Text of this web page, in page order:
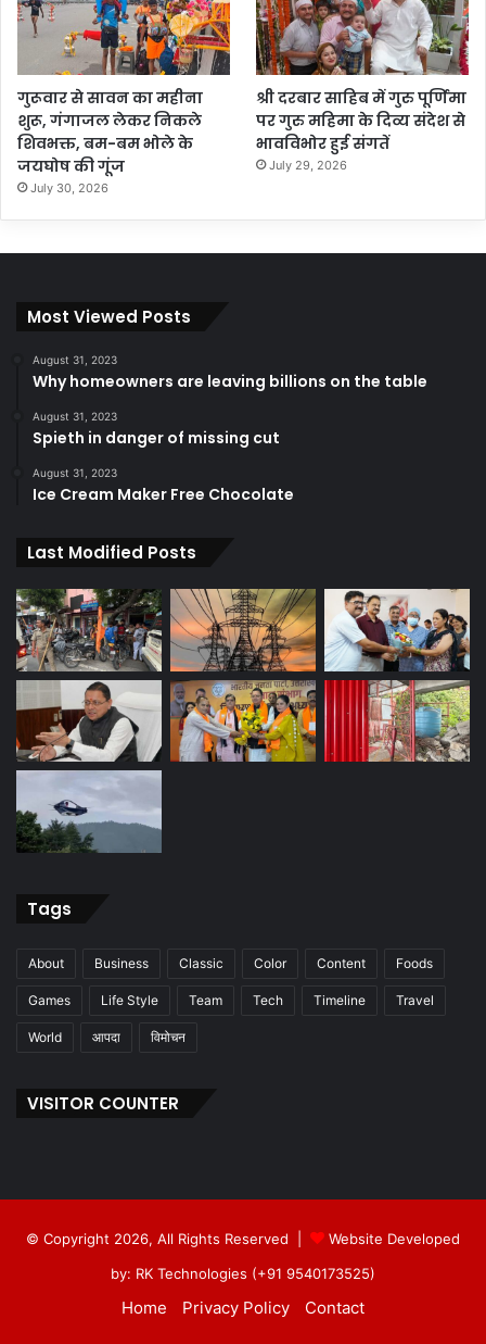
गुरूवार से सावन का महीना
शुरू, गंगाजल लेकर निकले
शिवभक्त, बम-बम भोले के
जयघोष की गूंज
July 30, 2026
श्री दरबार साहिब में गुरु पूर्णिमा
पर गुरु महिमा के दिव्य संदेश से
भावविभोर हुई संगतें
July 29, 2026
Most Viewed Posts
August 31, 2023
Why homeowners are leaving billions on the table
August 31, 2023
Spieth in danger of missing cut
August 31, 2023
Ice Cream Maker Free Chocolate
Last Modified Posts
Tags
About Business Classic Color Content Foods
Games Life Style Team Tech Timeline Travel
World आपदा विमोचन
VISITOR COUNTER
© Copyright 2026, All Rights Reserved |
Website Developed
by: RK Technologies (+91 9540173525)
Home Privacy Policy Contact